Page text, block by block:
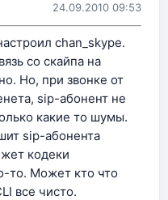
24.09.2010 09:53
chan_skype.
со скайпа на
Но, при звонке от
sip-абонент не
какие то шумы.
sip-абонента
кодеки
то. Может кто что
все чисто.